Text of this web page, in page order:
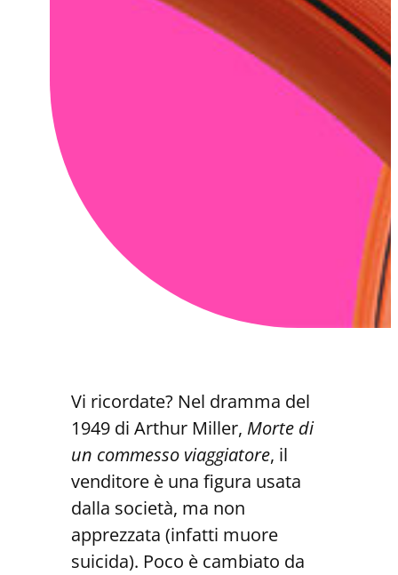
Vi ricordate? Nel dramma del
1949 di Arthur Miller, Morte di
un commesso viaggiatore, il
venditore è una figura usata
dalla società, ma non
apprezzata (infatti muore
suicida). Poco è cambiato da